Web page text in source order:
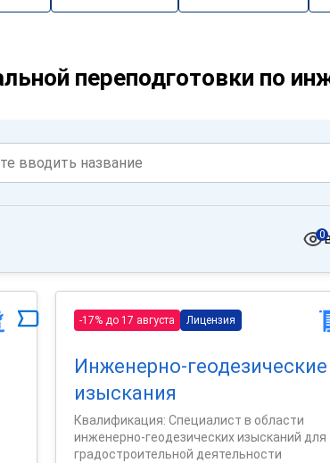
переподготовки по
0
-17% до 17 августа Лицензия
Инженерно-геодезические
изыскания
Квалификация: Специалист в области
инженерно-геодезических изысканий для
градостроительной деятельности